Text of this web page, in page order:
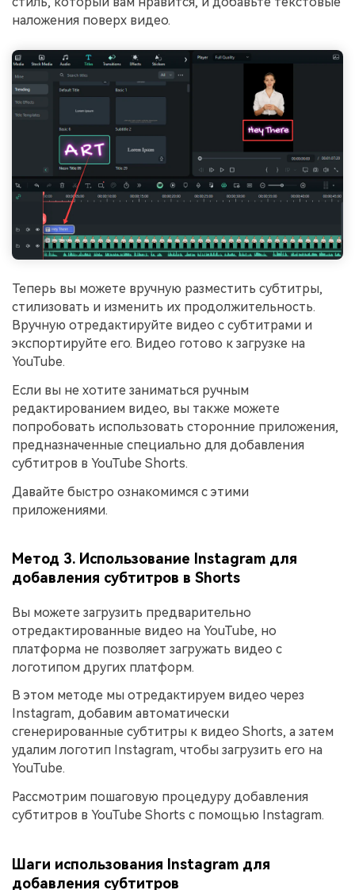
наложения поверх видео.
Теперь вы можете вручную разместить субтитры,
стилизовать и изменить их продолжительность.
Вручную отредактируйте видео с субтитрами и
экспортируйте его. Видео готово к загрузке на
YouTube.
Если вы не хотите заниматься ручным
редактированием видео, вы также можете
попробовать использовать сторонние приложения,
предназначенные специально для добавления
субтитров в YouTube Shorts.
Давайте быстро ознакомимся с этими
приложениями.
Метод 3. Использование Instagram для
добавления субтитров в Shorts
Вы можете загрузить предварительно
отредактированные видео на YouTube, но
платформа не позволяет загружать видео с
логотипом других платформ.
В этом методе мы отредактируем видео через
Instagram, добавим автоматически
сгенерированные субтитры к видео Shorts, а затем
удалим логотип Instagram, чтобы загрузить его на
YouTube.
Рассмотрим пошаговую процедуру добавления
субтитров в YouTube Shorts с помощью Instagram.
Шаги использования Instagram для
добавления субтитров